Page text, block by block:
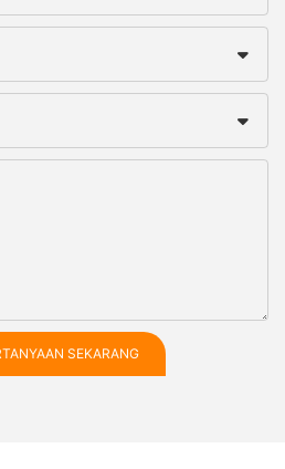
SEKARANG